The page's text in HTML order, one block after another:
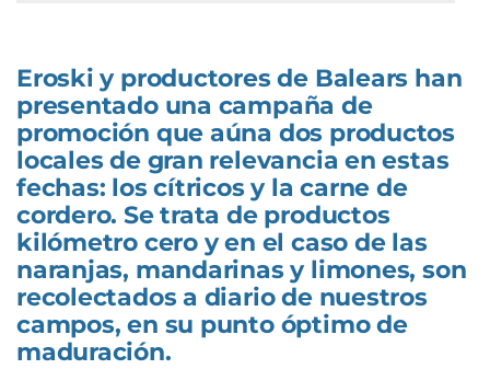
Eroski y productores de Balears han
presentado una campaña de
promoción que aúna dos productos
locales de gran relevancia en estas
fechas: los cítricos y la carne de
cordero. Se trata de productos
kilómetro cero y en el caso de las
naranjas, mandarinas y limones, son
recolectados a diario de nuestros
campos, en su punto óptimo de
maduración.